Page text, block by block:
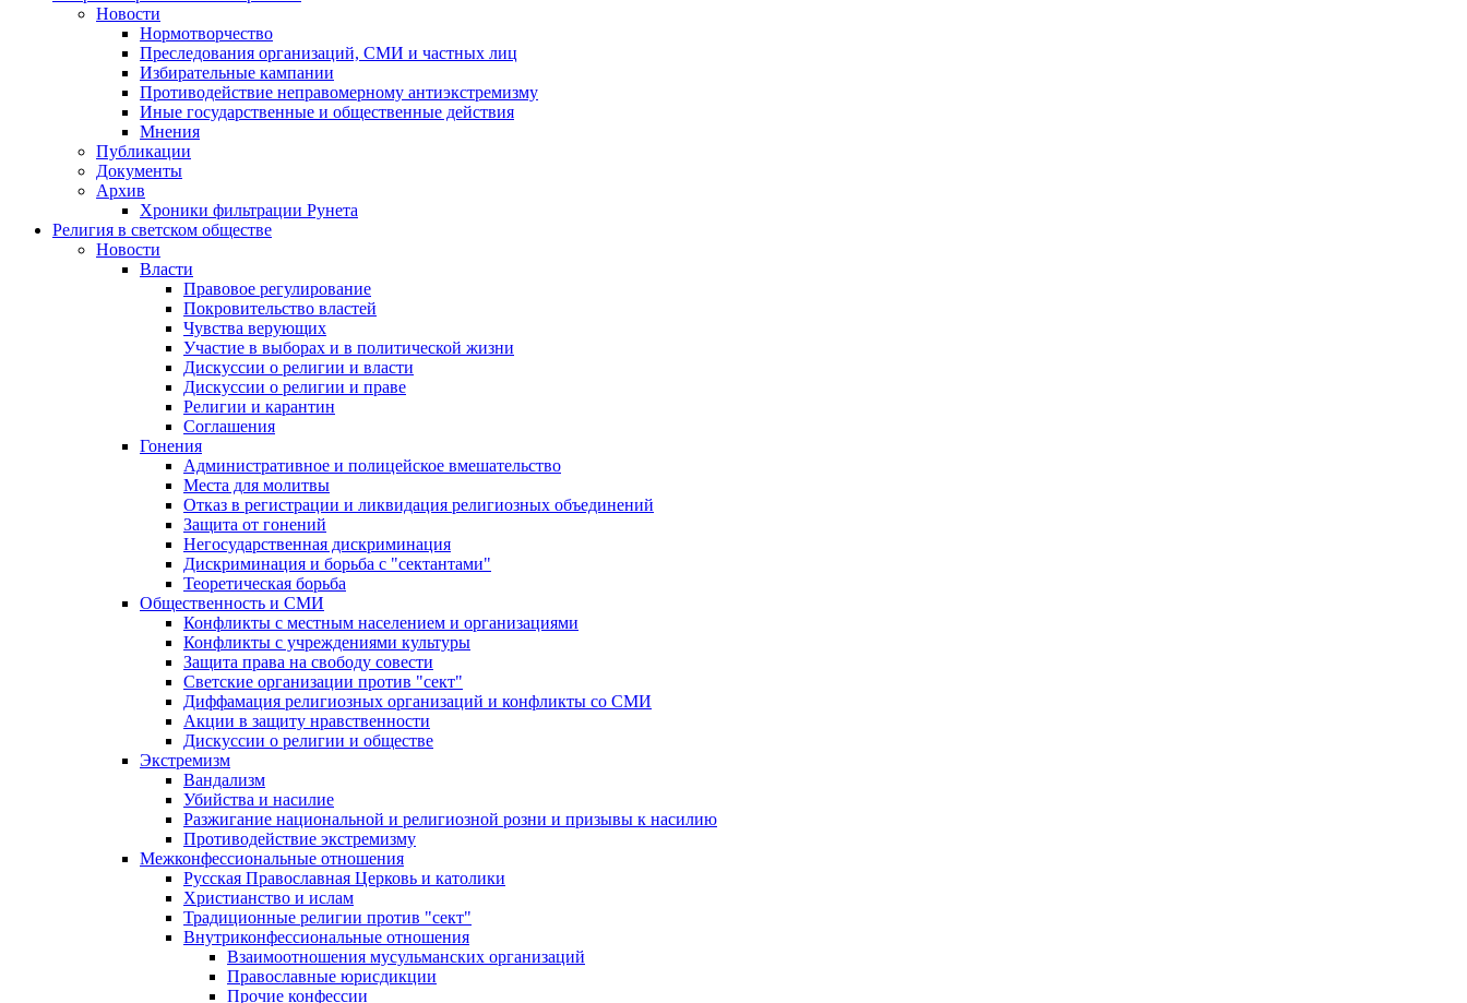
Новости
Нормотворчество
Преследования организаций, СМИ и частных лиц
Избирательные кампании
Противодействие неправомерному антиэкстремизму
Иные государственные и общественные действия
Мнения
Публикации
Документы
Архив
Хроники фильтрации Рунета
Религия в светском обществе
Новости
Власти
Правовое регулирование
Покровительство властей
Чувства верующих
Участие в выборах и в политической жизни
Дискуссии о религии и власти
Дискуссии о религии и праве
Религии и карантин
Соглашения
Гонения
Административное и полицейское вмешательство
Места для молитвы
Отказ в регистрации и ликвидация религиозных объединений
Защита от гонений
Негосударственная дискриминация
Дискриминация и борьба с "сектантами"
Теоретическая борьба
Общественность и СМИ
Конфликты с местным населением и организациями
Конфликты с учреждениями культуры
Защита права на свободу совести
Светские организации против "сект"
Диффамация религиозных организаций и конфликты со СМИ
Акции в защиту нравственности
Дискуссии о религии и обществе
Экстремизм
Вандализм
Убийства и насилие
Разжигание национальной и религиозной розни и призывы к насилию
Противодействие экстремизму
Межконфессиональные отношения
Русская Православная Церковь и католики
Христианство и ислам
Традиционные религии против "сект"
Внутриконфессиональные отношения
Взаимоотношения мусульманских организаций
Православные юрисдикции
Прочие конфессии